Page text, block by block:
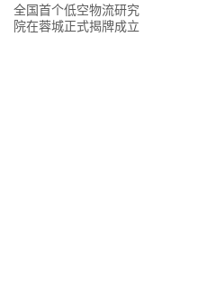
全国首个低空物流研究
院在蓉城正式揭牌成立